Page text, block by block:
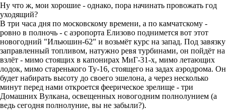
Ну что ж, мои хорошие - однако, пора начинать провожать год
уходящий?
В три часа дня по московскому времени, а по камчатскому -
ровно в полночь - с аэропорта Елизово поднимется вот этот
новогодний "Ильюшин-62" и возьмёт курс на запад. Под завязку
заправленный топливом, натужно ревя турбинами, он пойдёт на
взлёт - мимо стоящих в капонирах МиГ-31-х, мимо летающих
лодок, мимо старенького Ту-16, стоящего на задах аэродрома. Он
будет набирать высоту до своего эшелона, а через несколько
минут перед нами откроется феерическое зрелище - три
Домашних Вулкана, освещенных новогодним полнолунием (а
ведь сегодня полнолуние, вы не забыли?).